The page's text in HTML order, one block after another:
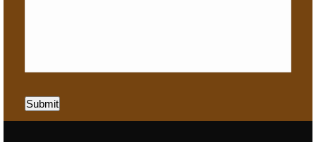
Submit